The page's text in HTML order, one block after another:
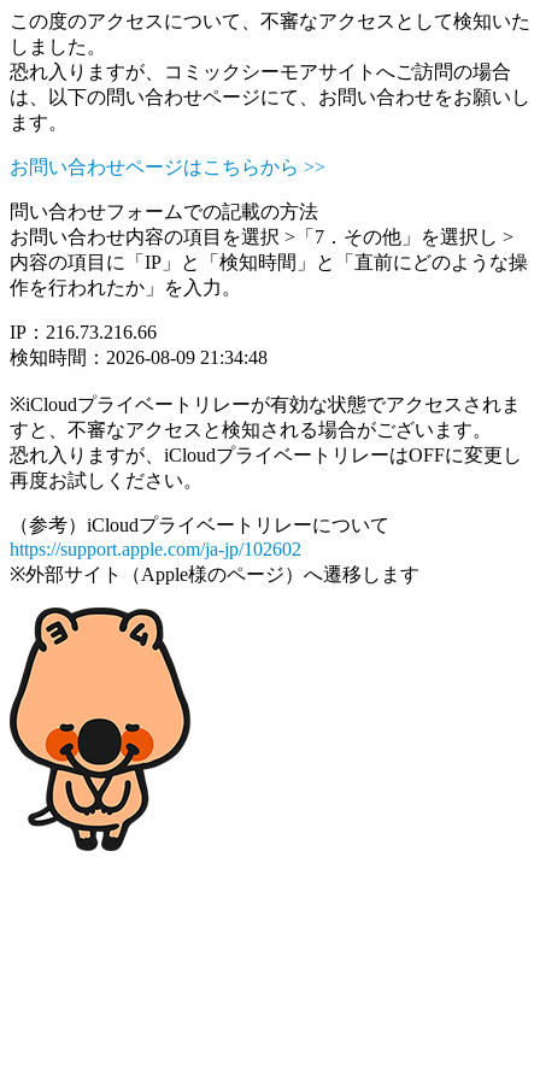
この度のアクセスについて、不審なアクセスとして検知いた
しました。
恐れ入りますが、コミックシーモアサイトへご訪問の場合
は、以下の問い合わせページにて、お問い合わせをお願いし
ます。
お問い合わせページはこちらから >>
問い合わせフォームでの記載の方法
お問い合わせ内容の項目を選択 >「7．その他」を選択し >
内容の項目に「IP」と「検知時間」と「直前にどのような操
作を行われたか」を入力。
IP：216.73.216.66
検知時間：2026-08-09 21:34:48
※iCloudプライベートリレーが有効な状態でアクセスされま
すと、不審なアクセスと検知される場合がございます。
恐れ入りますが、iCloudプライベートリレーはOFFに変更し
再度お試しください。
（参考）iCloudプライベートリレーについて
https://support.apple.com/ja-jp/102602
※外部サイト（Apple様のページ）へ遷移します